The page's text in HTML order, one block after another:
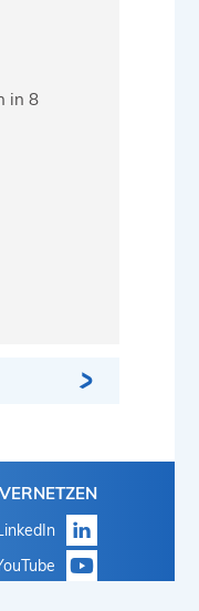
in 8
VERNETZEN